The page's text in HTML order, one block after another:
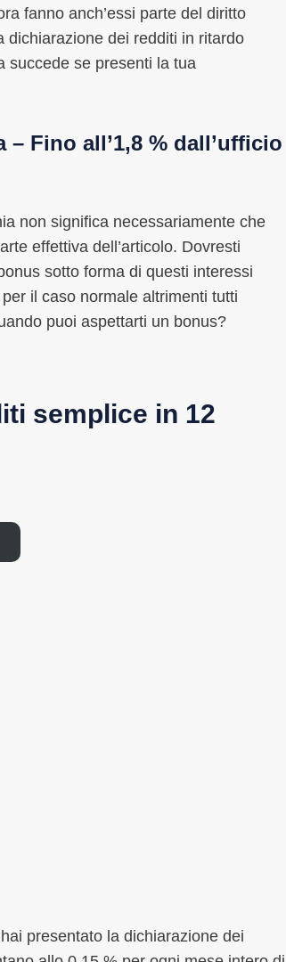
fanno anch’essi parte del diritto
dichiarazione dei redditi in ritardo
succede se presenti la tua
Fino all’1,8 % dall’ufficio
non significa necessariamente che
effettiva dell’articolo. Dovresti
sotto forma di questi interessi
il caso normale altrimenti tutti
puoi aspettarti un bonus?
semplice in 12
presentato la dichiarazione dei